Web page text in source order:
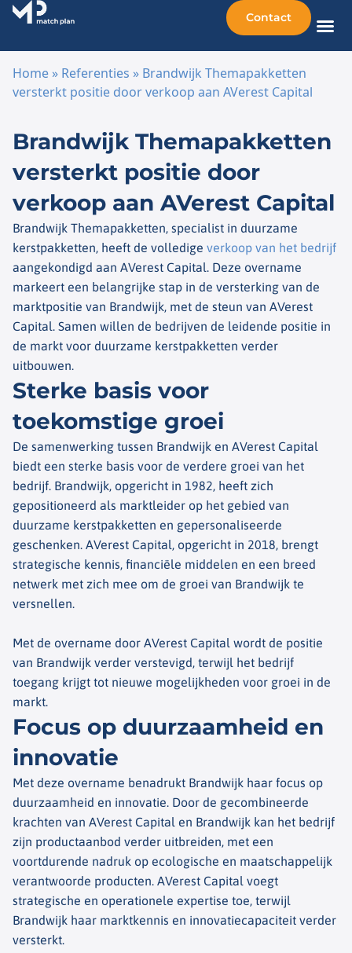
Contact
Home » Referenties » Brandwijk Themapakketten
versterkt positie door verkoop aan AVerest Capital
Brandwijk Themapakketten
versterkt positie door
verkoop aan AVerest Capital
Brandwijk Themapakketten, specialist in duurzame
kerstpakketten, heeft de volledige verkoop van het bedrijf
aangekondigd aan AVerest Capital. Deze overname
markeert een belangrijke stap in de versterking van de
marktpositie van Brandwijk, met de steun van AVerest
Capital. Samen willen de bedrijven de leidende positie in
de markt voor duurzame kerstpakketten verder
uitbouwen.
Sterke basis voor
toekomstige groei
De samenwerking tussen Brandwijk en AVerest Capital
biedt een sterke basis voor de verdere groei van het
bedrijf. Brandwijk, opgericht in 1982, heeft zich
gepositioneerd als marktleider op het gebied van
duurzame kerstpakketten en gepersonaliseerde
geschenken. AVerest Capital, opgericht in 2018, brengt
strategische kennis, financiële middelen en een breed
netwerk met zich mee om de groei van Brandwijk te
versnellen.
Met de overname door AVerest Capital wordt de positie
van Brandwijk verder verstevigd, terwijl het bedrijf
toegang krijgt tot nieuwe mogelijkheden voor groei in de
markt.
Focus op duurzaamheid en
innovatie
Met deze overname benadrukt Brandwijk haar focus op
duurzaamheid en innovatie. Door de gecombineerde
krachten van AVerest Capital en Brandwijk kan het bedrijf
zijn productaanbod verder uitbreiden, met een
voortdurende nadruk op ecologische en maatschappelijk
verantwoorde producten. AVerest Capital voegt
strategische en operationele expertise toe, terwijl
Brandwijk haar marktkennis en innovatiecapaciteit verder
versterkt.